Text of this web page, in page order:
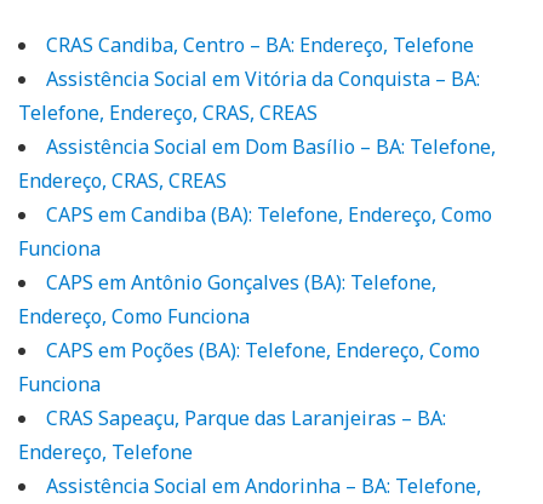
CRAS Candiba, Centro – BA: Endereço, Telefone
Assistência Social em Vitória da Conquista – BA:
Telefone, Endereço, CRAS, CREAS
Assistência Social em Dom Basílio – BA: Telefone,
Endereço, CRAS, CREAS
CAPS em Candiba (BA): Telefone, Endereço, Como
Funciona
CAPS em Antônio Gonçalves (BA): Telefone,
Endereço, Como Funciona
CAPS em Poções (BA): Telefone, Endereço, Como
Funciona
CRAS Sapeaçu, Parque das Laranjeiras – BA:
Endereço, Telefone
Assistência Social em Andorinha – BA: Telefone,